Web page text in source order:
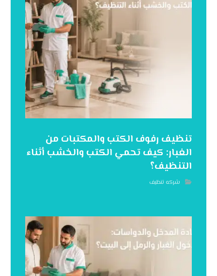
تنظيف رفوف الكتب والمكتبات من
الغبار: كيف تحمي الكتب والخشب أثناء
التنظيف؟
شركه تنظيف